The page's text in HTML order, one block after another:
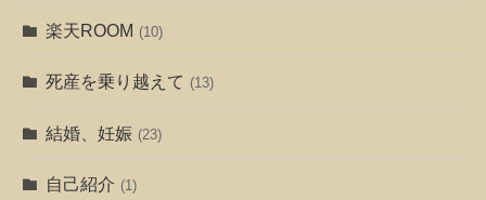
楽天ROOM (10)
死産を乗り越えて (13)
結婚、妊娠 (23)
自己紹介 (1)